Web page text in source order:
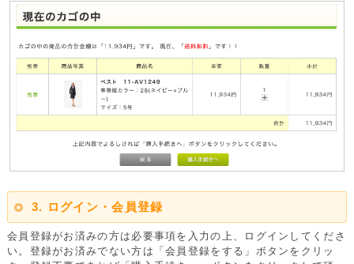
3. ログイン・会員登録
会員登録がお済みの方は必要事項を入力の上、ログインしてくださ
い。登録がお済みでない方は「会員登録をする」ボタンをクリッ